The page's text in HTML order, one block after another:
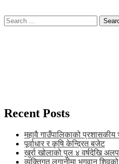
Search
for:
Recent Posts
महावै गाउँपालिकाको प्रशासकीय
पूर्वाधार र कृषि केन्द्रित बजेट
खुर्रा खोलाको पुल ४ वर्षदेखि
व्यक्तिगत लगानीमा भगवान शिवको